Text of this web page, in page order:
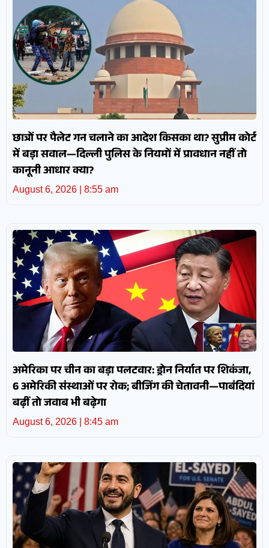
छात्रों पर पैलेट गन चलाने का आदेश किसका था? सुप्रीम कोर्ट
में बड़ा सवाल—दिल्ली पुलिस के नियमों में प्रावधान नहीं तो
कानूनी आधार क्या?
August 6, 2026 8:55 am
अमेरिका पर चीन का बड़ा पलटवार: ड्रोन निर्यात पर शिकंजा,
6 अमेरिकी संस्थाओं पर रोक; बीजिंग की चेतावनी—पाबंदियां
बढ़ीं तो जवाब भी बढ़ेगा
August 6, 2026 8:45 am